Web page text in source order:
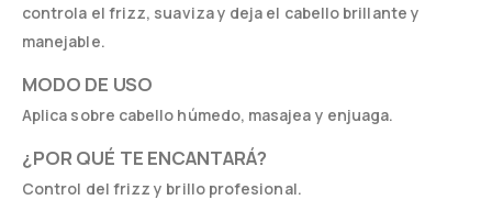
controla el frizz, suaviza y deja el cabello brillante y
manejable.
MODO DE USO
Aplica sobre cabello húmedo, masajea y enjuaga.
¿POR QUÉ TE ENCANTARÁ?
Control del frizz y brillo profesional.